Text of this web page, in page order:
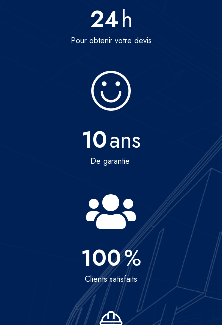
24h
Pour obtenir votre devis
10ans
De garantie
100%
Clients satisfaits